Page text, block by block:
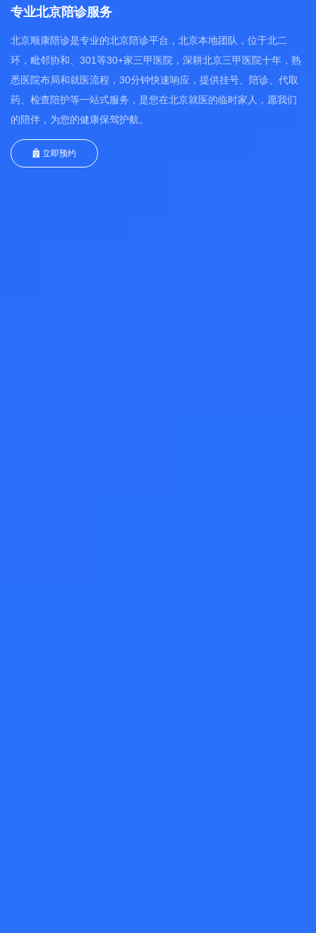
专业北京陪诊服务
北京顺康陪诊是专业的北京陪诊平台，北京本地团队，位于北二
环，毗邻协和、301等30+家三甲医院，深耕北京三甲医院十年，熟
悉医院布局和就医流程，30分钟快速响应，提供挂号、陪诊、代取
药、检查陪护等一站式服务，是您在北京就医的临时家人，愿我们
的陪伴，为您的健康保驾护航。
立即预约